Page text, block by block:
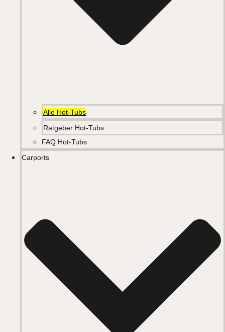
Alle Hot-Tubs
Ratgeber Hot-Tubs
FAQ Hot-Tubs
Carports